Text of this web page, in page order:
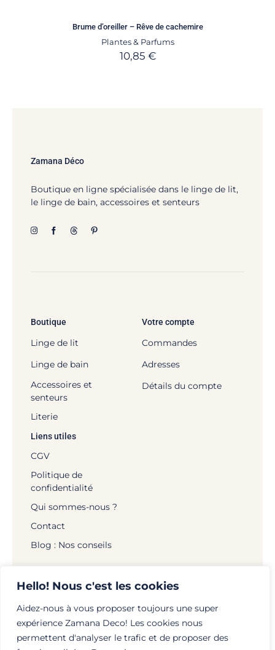
Hello! Nous c'est les cookies
Aidez-nous à vous proposer toujours une super
expérience Zamana Deco! Les cookies nous
permettent d'analyser le trafic et de proposer des
Brume d’oreiller – Rêve de cachemire
Plantes & Parfums
10,85 €
Zamana Déco
Boutique en ligne spécialisée dans le linge de lit,
le linge de bain, accessoires et senteurs
Boutique
Linge de lit
Linge de bain
Accessoires et
senteurs
Literie
Votre compte
Commandes
Adresses
Détails du compte
Liens utiles
CGV
Politique de
confidentialité
Qui sommes-nous ?
Contact
Blog : Nos conseils
© Zamana Déco - 2026 | Tous droits réservés |
Mentions légales |Politique de confidentialité
Création :globellie.com